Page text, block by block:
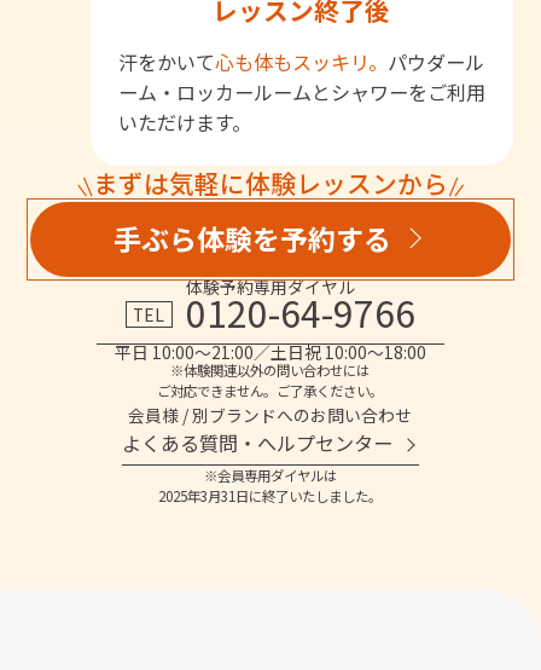
レッスン終了後
汗をかいて心も体もスッキリ。 パウダール
ーム・ロッカールームとシャワーをご利用
いただけます。
まずは気軽に体験レッスンから
手ぶら体験を予約する
体験予約専用ダイヤル
TEL
0120-64-9766
平日 10:00～21:00／土日祝 10:00～18:00
※体験関連以外の問い合わせには
ご対応できません。ご了承ください。
会員様 / 別ブランドへのお問い合わせ
よくある質問・へルプセンター
※会員専用ダイヤルは
2025年3月31日に終了いたしました。